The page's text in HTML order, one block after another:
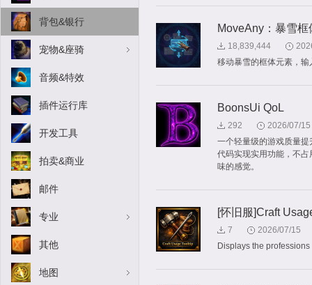
背包&银行
宠物&座骑
音频&特效
插件运行库
开发工具
拍卖&商业
邮件
专业
其他
地图
MoveAny：暴雪框
18,839,444
移动暴雪的框体元素，
BoonsUi QoL
292
2026/07/15
一个轻量级的游戏质量
代码实现实用功能，不
味的感觉。
[怀旧服]Craft
7
2026/07/15
Displays the